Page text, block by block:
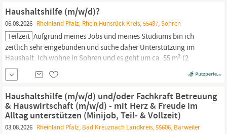
Haushaltshilfe (m/w/d)?
06.08.2026 Rheinland Pfalz, Rhein Hunsrück Kreis, 55487, Sohren
Teilzeit Aufgrund meines Jobs und meines Studiums bin ich
zeitlich sehr eingebunden und suche daher Unterstützung im
Haushalt. Ich wohne in Sohren und es geht um ca. 55 m² (2
Zimmer). Ich suche eine zuverlässige Reinigungskraft, die
gelegentlich die grundlegenden Arbeiten wie Staubsaugen,
Wischen und Badreinigung übernimmt. Gelegentlich fallen
darüber hinaus weitere Aufgaben an,...
Haushaltshilfe (m/w/d) und/oder Fachkraft Betreuung
& Hauswirtschaft (m/w/d) - mit Herz & Freude im
Alltag unterstützen (Minijob, Teil- & Vollzeit)
03.08.2026 Rheinland Pfalz, Bad Kreuznach Landkreis, 55606, Bärweiler